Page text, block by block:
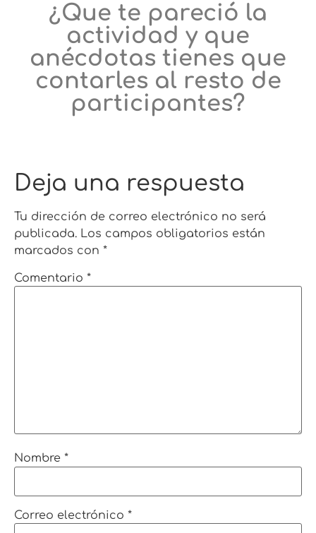
¿Que te pareció la
actividad y que
anécdotas tienes que
contarles al resto de
participantes?
Deja una respuesta
Tu dirección de correo electrónico no será
publicada. Los campos obligatorios están
marcados con *
Comentario *
Nombre *
Correo electrónico *